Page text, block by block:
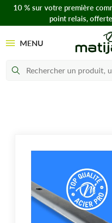
10 % sur votre première
point relais,
MENU